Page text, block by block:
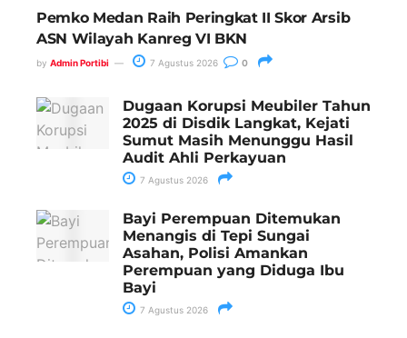
Pemko Medan Raih Peringkat II Skor Arsib
ASN Wilayah Kanreg VI BKN
by Admin Portibi 7 Agustus 2026 0
Dugaan Korupsi Meubiler Tahun
2025 di Disdik Langkat, Kejati
Sumut Masih Menunggu Hasil
Audit Ahli Perkayuan
7 Agustus 2026
Bayi Perempuan Ditemukan
Menangis di Tepi Sungai
Asahan, Polisi Amankan
Perempuan yang Diduga Ibu
Bayi
7 Agustus 2026